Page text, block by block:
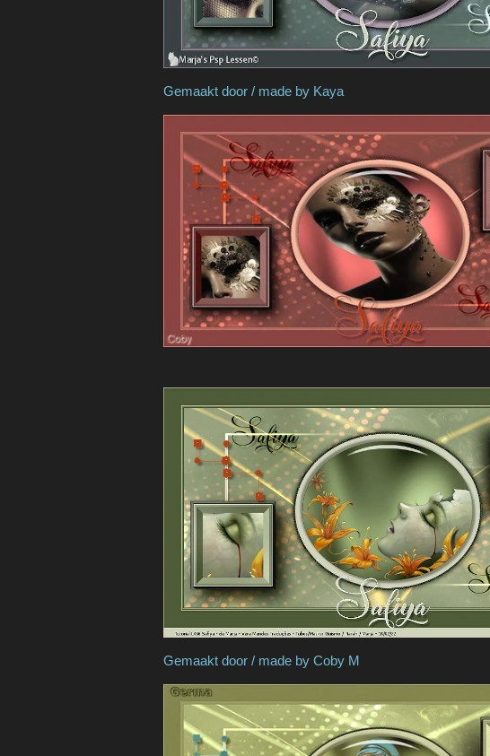
Gemaakt door / made by
Gemaakt door / made by